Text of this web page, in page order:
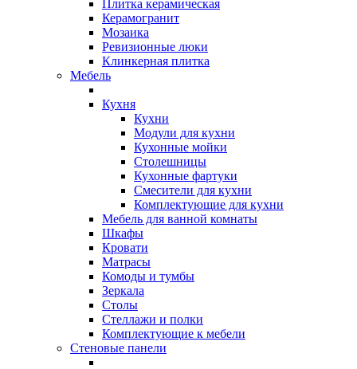
Плитка керамическая
Керамогранит
Мозаика
Ревизионные люки
Клинкерная плитка
Мебель
Кухня
Кухни
Модули для кухни
Кухонные мойки
Столешницы
Кухонные фартуки
Смесители для кухни
Комплектующие для кухни
Мебель для ванной комнаты
Шкафы
Кровати
Матрасы
Комоды и тумбы
Зеркала
Столы
Стеллажи и полки
Комплектующие к мебели
Стеновые панели